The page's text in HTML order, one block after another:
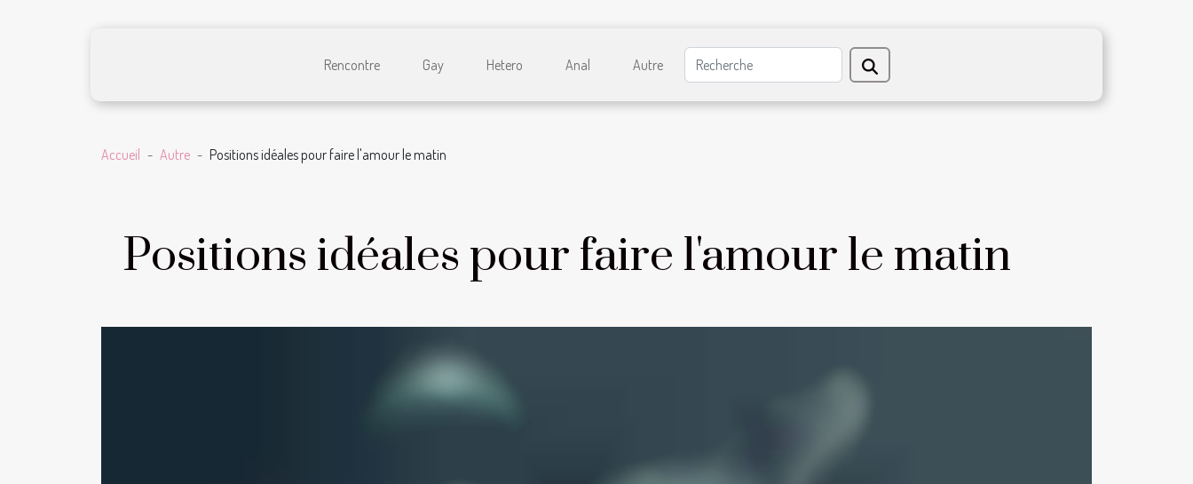
Rencontre Gay Hetero Anal Autre
Accueil Autre Positions idéales pour faire l'amour le matin
Positions idéales pour faire l'amour le matin